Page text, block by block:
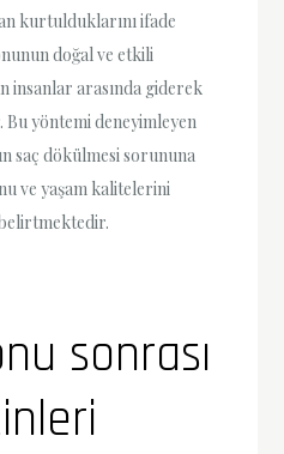
kurtulduklarını ifade
doğal ve etkili
insanlar arasında giderek
yöntemi deneyimleyen
saç dökülmesi sorununa
ve yaşam kalitelerini
sonrası